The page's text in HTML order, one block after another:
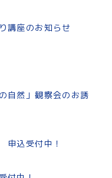
講座のお知らせ
自然」観察会のお誘
込受付中！